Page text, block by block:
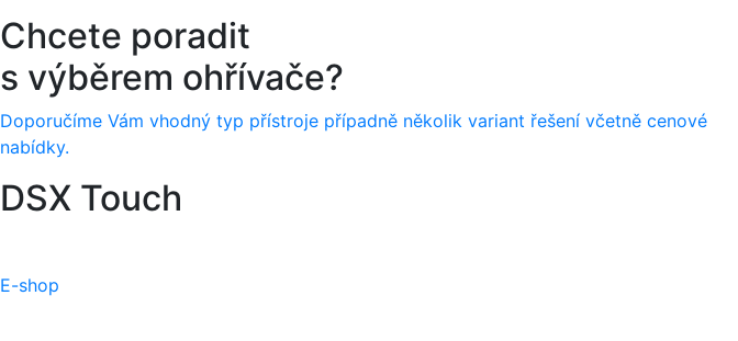
Chcete poradit
s výběrem ohřívače?
Doporučíme Vám vhodný typ přístroje případně několik variant řešení včetně cenové
nabídky.
DSX Touch
E-shop